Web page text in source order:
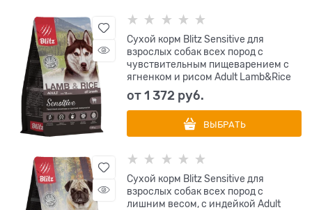
Сухой корм Blitz Sensitive для
взрослых собак всех пород с
чувствительным пищеварением с
ягненком и рисом Adult Lamb&Rice
от1 372 руб.
ВЫБРАТЬ
Сухой корм Blitz Sensitive для
взрослых собак всех пород с
лишним весом, с индейкой Adult